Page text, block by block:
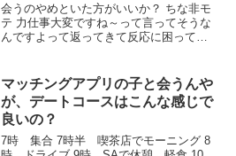
会うのやめといた方がいいか？ ちな非モ
テ 力仕事大変ですね～って言ってそうな
んですよって返ってきて反応に困ってる
てお金どうなの？→キツイですね→じゃ
あ奢ってやるよ！これや いきなりすぎ
ん？！w とりあえずアタックすればええ
やん
マッチングアプリの子と会うんや
が、デートコースはこんな感じで
良いの？
7時 集合 7時半 喫茶店でモーニング 8